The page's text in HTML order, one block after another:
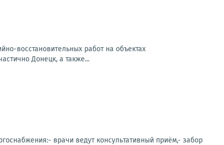
восстановительных работ на объектах
Донецк, а также...
врачи ведут консультативный приём,- забор